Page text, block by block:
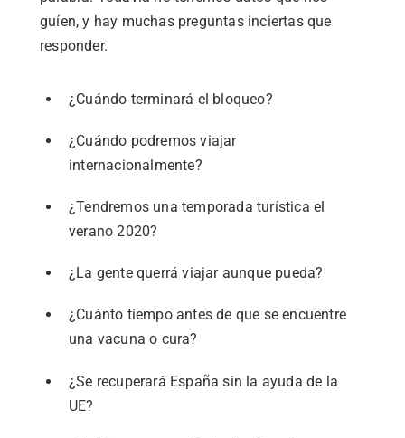
guíen, y hay muchas preguntas inciertas que
responder.
¿Cuándo terminará el bloqueo?
¿Cuándo podremos viajar
internacionalmente?
¿Tendremos una temporada turística el
verano 2020?
¿La gente querrá viajar aunque pueda?
¿Cuánto tiempo antes de que se encuentre
una vacuna o cura?
¿Se recuperará España sin la ayuda de la
UE?